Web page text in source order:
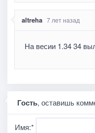
altreha 7 лет назад
На весии 1.34 34
Гость, оставишь
Имя:*